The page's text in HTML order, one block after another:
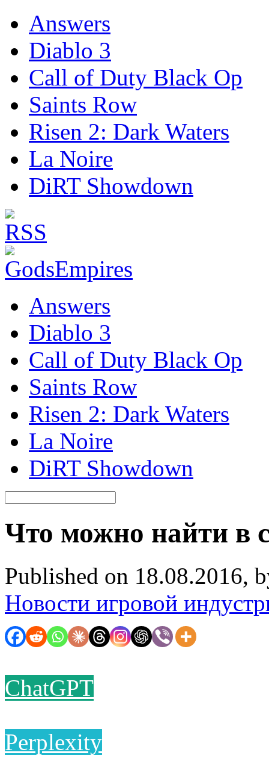
Answers
Diablo 3
Call of Duty Black Op
Saints Row
Risen 2: Dark Waters
La Noire
DiRT Showdown
Answers
Diablo 3
Call of Duty Black Op
Saints Row
Risen 2: Dark Waters
La Noire
DiRT Showdown
Что можно найти в
Published on 18.08.2016,
Новости игровой
ChatGPT
Perplexity